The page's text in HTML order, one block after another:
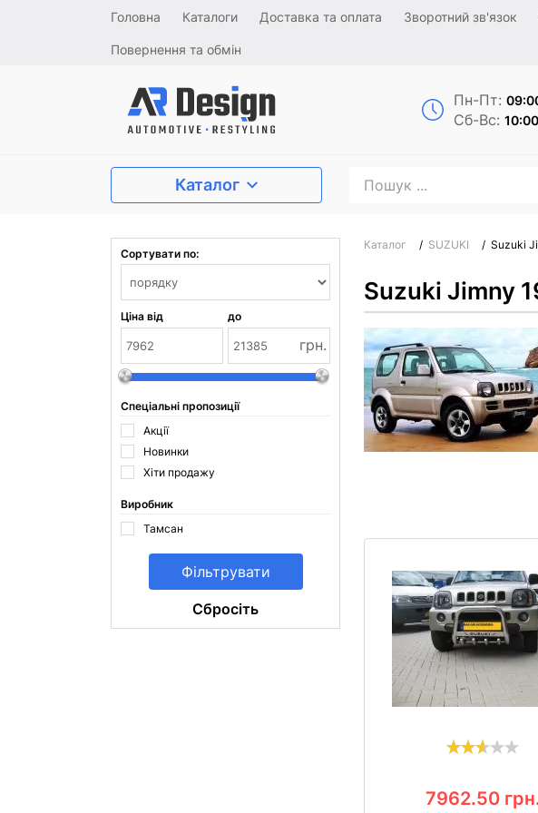
Головна Каталоги Доставка та оплата Зворотний зв'язок
Повернення та обмін
Пн-Пт:
Сб-Вс:
Каталог
Сортувати по:
Ціна від до
грн.
Спеціальні пропозиції
Акції
Новинки
Хіти продажу
Виробник
Тамсан
Cбросіть
Каталог / SUZUKI / Suzuki
Suzuki Jimny
7962.50